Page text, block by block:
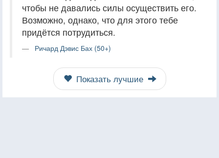
чтобы не давались силы осуществить его.
Возможно, однако, что для этого тебе
придётся потрудиться.
Ричард Дэвис Бах (50+)
Показать лучшие